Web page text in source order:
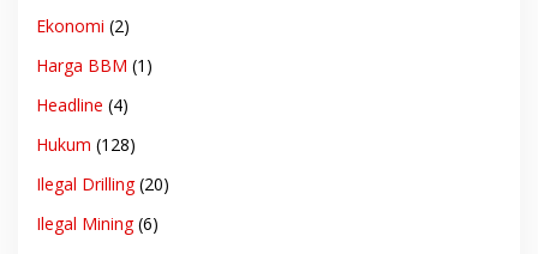
Ekonomi (2)
Harga BBM (1)
Headline (4)
Hukum (128)
Ilegal Drilling(20)
Ilegal Mining(6)